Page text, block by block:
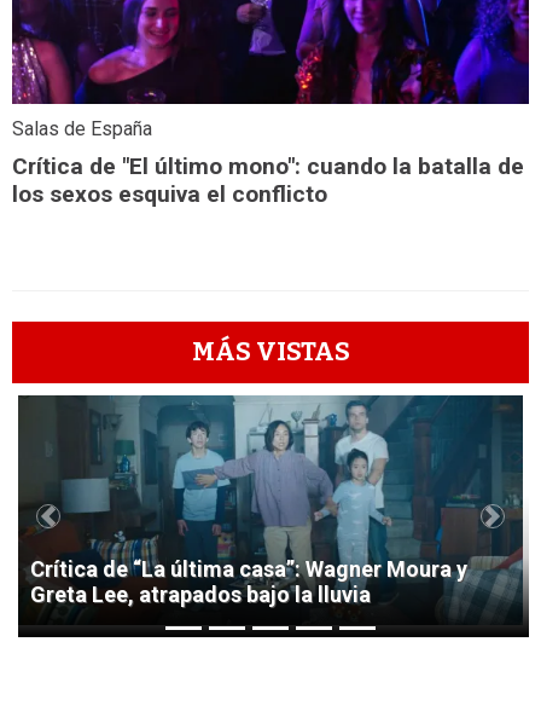
Salas de España
Crítica de "El último mono": cuando la batalla de
los sexos esquiva el conflicto
MÁS VISTAS
1
Crítica de “La última casa”: Wagner Moura y
Greta Lee, atrapados bajo la lluvia
Previous Next